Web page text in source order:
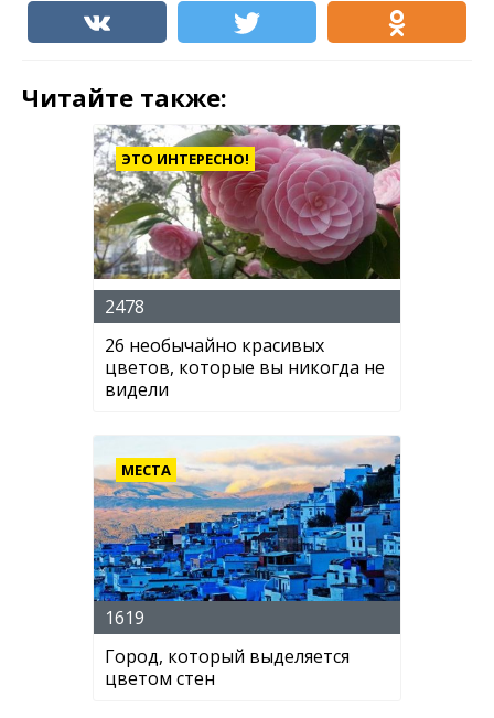
Читайте также:
ЭТО ИНТЕРЕСНО!
2478
26 необычайно красивых
цветов, которые вы никогда не
видели
МЕСТА
1619
Город, который выделяется
цветом стен